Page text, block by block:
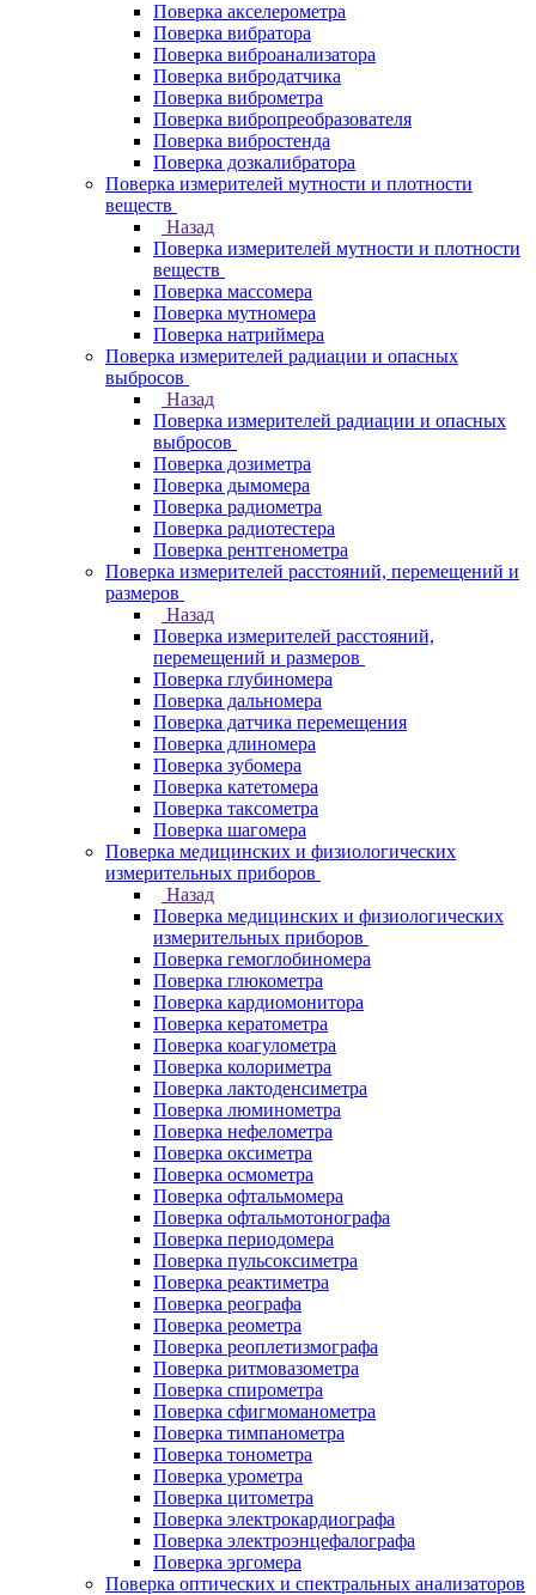
Поверка акселерометра
Поверка вибратора
Поверка виброанализатора
Поверка вибродатчика
Поверка виброметра
Поверка вибропреобразователя
Поверка вибростенда
Поверка дозкалибратора
Поверка измерителей мутности и плотности
веществ
Назад
Поверка измерителей мутности и плотности
веществ
Поверка массомера
Поверка мутномера
Поверка натриймера
Поверка измерителей радиации и опасных
выбросов
Назад
Поверка измерителей радиации и опасных
выбросов
Поверка дозиметра
Поверка дымомера
Поверка радиометра
Поверка радиотестера
Поверка рентгенометра
Поверка измерителей расстояний, перемещений и
размеров
Назад
Поверка измерителей расстояний,
перемещений и размеров
Поверка глубиномера
Поверка дальномера
Поверка датчика перемещения
Поверка длиномера
Поверка зубомера
Поверка катетомера
Поверка таксометра
Поверка шагомера
Поверка медицинских и физиологических
измерительных приборов
Назад
Поверка медицинских и физиологических
измерительных приборов
Поверка гемоглобиномера
Поверка глюкометра
Поверка кардиомонитора
Поверка кератометра
Поверка коагулометра
Поверка колориметра
Поверка лактоденсиметра
Поверка люминометра
Поверка нефелометра
Поверка оксиметра
Поверка осмометра
Поверка офтальмомера
Поверка офтальмотонографа
Поверка периодомера
Поверка пульсоксиметра
Поверка реактиметра
Поверка реографа
Поверка реометра
Поверка реоплетизмографа
Поверка ритмовазометра
Поверка спирометра
Поверка сфигмоманометра
Поверка тимпанометра
Поверка тонометра
Поверка урометра
Поверка цитометра
Поверка электрокардиографа
Поверка электроэнцефалографа
Поверка эргомера
Поверка оптических и спектральных анализаторов